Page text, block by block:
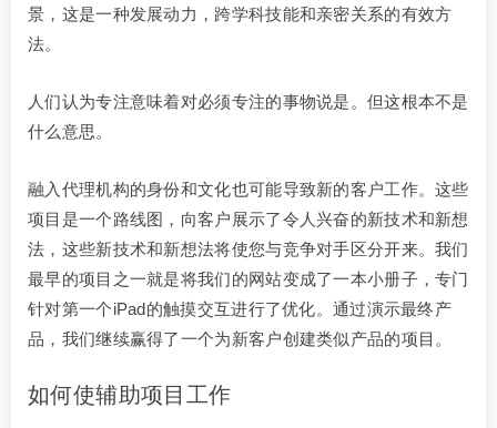
景，这是一种发展动力，跨学科技能和亲密关系的有效方
法。
人们认为专注意味着对必须专注的事物说是。但这根本不是
什么意思。
融入代理机构的身份和文化也可能导致新的客户工作。这些
项目是一个路线图，向客户展示了令人兴奋的新技术和新想
法，这些新技术和新想法将使您与竞争对手区分开来。我们
最早的项目之一就是将我们的网站变成了一本小册子，专门
针对第一个iPad的触摸交互进行了优化。通过演示最终产
品，我们继续赢得了一个为新客户创建类似产品的项目。
如何使辅助项目工作